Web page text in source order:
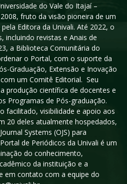
do Vale do Itajaí –
fruto da visão pioneira de um
Editora da Univali. Até 2022, o
incluindo revistas e Anais de
a Biblioteca Comunitária do
o Portal, com o suporte da
Graduação, Extensão e Inovação
um Comitê Editorial. Seu
produção científica de docentes e
Programas de Pós-graduação.
facilitado, visibilidade e apoio aos
20 deles atualmente hospedados,
Systems (OJS) para
de Periódicos da Univali é um
do conhecimento,
da instituição e a
em contato com a equipe do